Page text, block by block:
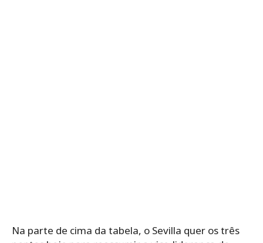
Na parte de cima da tabela, o Sevilla quer os três